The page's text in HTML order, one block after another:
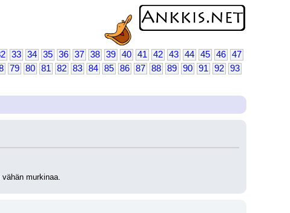
33 34 35 36 37 38 39 40 41 42 43 44 45 46
47
79 80 81 82 83 84 85 86 87 88 89 90 91 92
93
murkinaa.